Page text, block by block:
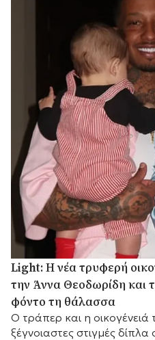
Light: Η νέα τρυφερή
την Άννα Θεοδωρίδη και
φόντο τη θάλασσα
Ο τράπερ και η
ξέγνοιαστες στιγμές